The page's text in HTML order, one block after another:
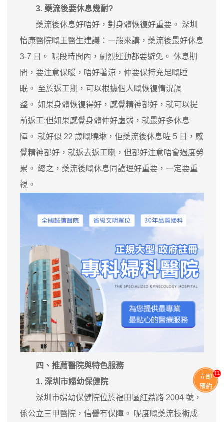
3. 藥流後要休息幾耐?
藥流後休息好唔好，對身體恢復好重要。 深圳
怡康醫院嘅王醫生建議：一般來講，藥流後最好休息
3-7 日。 呢段時間內，劇烈運動都要避免。 休息期
間，要注意保暖，唔好著涼，仲要保持充足嘅睡
眠。 至於返工期，可以根據個人嘅恢復情況調
整。 如果身體恢復得好，感覺精神都好，就可以提
前返工;但如果感覺身體仲好虛弱，就最好多休息
陣。 就好似 22 歲嘅曉琳，佢藥流後休息咗 5 日，感
覺精神都好，就返去返工喇，但都好注意唔會過度勞
累。 總之，藥流後嘅休息同護理好重要，一定要重
視。
四、推薦醫院與特色服務
1. 深圳市婦幼保健院
深圳市婦幼保健院位於福田區紅荔路 2004 號，
係公立三甲醫院，信譽有保障。 呢度嘅藥流技術成
立即
預約
11